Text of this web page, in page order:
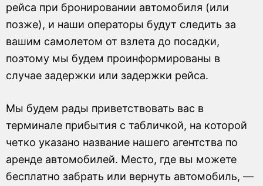
рейса при бронировании автомобиля (или
позже), и наши операторы будут следить за
вашим самолетом от взлета до посадки,
поэтому мы будем проинформированы в
случае задержки или задержки рейса.
Мы будем рады приветствовать вас в
терминале прибытия с табличкой, на которой
четко указано название нашего агентства по
аренде автомобилей. Место, где вы можете
бесплатно забрать или вернуть автомобиль, —